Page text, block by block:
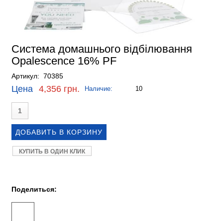
Система домашнього відбілювання
Opalescence 16% PF
Артикул: 70385
Цена 4,356 грн. Наличие: 10
КУПИТЬ В ОДИН КЛИК
Поделиться: